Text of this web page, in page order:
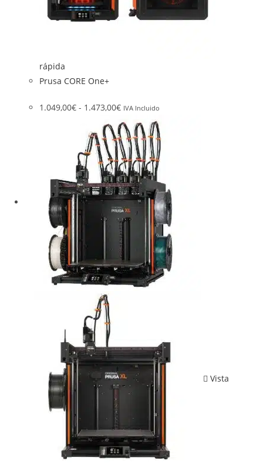
rápida
Prusa CORE One+
1.049,00€ - 1.473,00€ IVA Incluido
Vista